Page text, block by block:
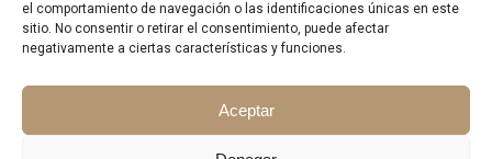
el comportamiento de navegación o las identificaciones únicas en este
sitio. No consentir o retirar el consentimiento, puede afectar
negativamente a ciertas características y funciones.
Aceptar